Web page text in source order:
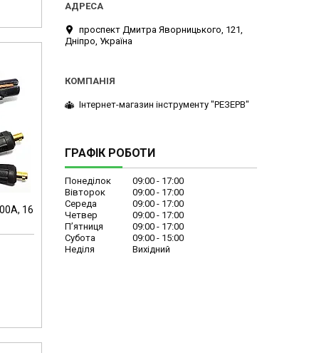
16
проспект Дмитра Яворницького, 121,
Дніпро, Україна
Інтернет-магазин інструменту "РЕЗЕРВ"
ГРАФІК РОБОТИ
Понеділок 09:00
17:00
Вівторок
09:00
17:00
Середа
09:00
17:00
Четвер
09:00
17:00
Пʼятниця
09:00
17:00
Субота
09:00
15:00
Неділя
Вихідний